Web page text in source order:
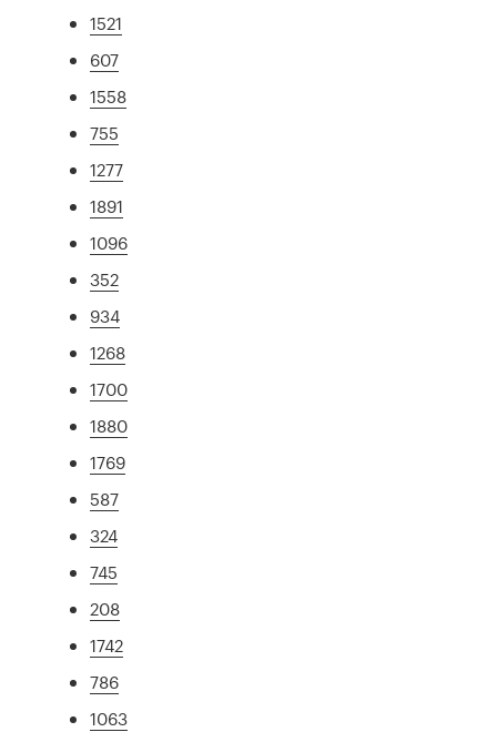
1521
607
1558
755
1277
1891
1096
352
934
1268
1700
1880
1769
587
324
745
208
1742
786
1063